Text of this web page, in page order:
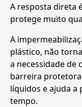
A resposta direta
protege muito
A
plástico, não
a necessidade de
barreira
líquidos e ajuda a
tempo.